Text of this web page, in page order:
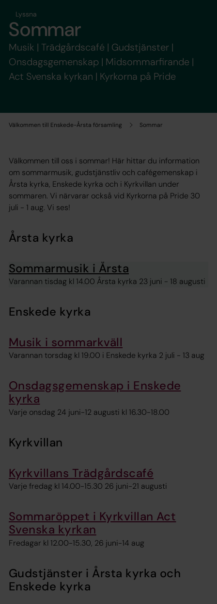
Välkommen till Enskede-Årsta församling Sommar
Lyssna
Sommar
Musik | Trädgårdscafé | Gudstjänster |
Onsdagsgemenskap | Midsommarfirande |
Act Svenska kyrkan | Kyrkorna på Pride
Välkommen till oss i sommar! Här hittar du information
om sommarmusik, gudstjänstliv och cafégemenskap i
Årsta kyrka, Enskede kyrka och i Kyrkvillan under
sommaren. Vi närvarar också vid Kyrkorna på Pride 30
juli - 1 aug. Vi ses!
Årsta kyrka
Sommarmusik i Årsta
Varannan tisdag kl 14.00 Årsta kyrka 23 juni - 18 augusti
Enskede kyrka
Musik i sommarkväll
Varannan torsdag kl 19.00 i Enskede kyrka 2 juli - 13 aug
Onsdagsgemenskap i Enskede
kyrka
Varje onsdag 24 juni-12 augusti kl 16.30-18.00
Kyrkvillan
Kyrkvillans Trädgårdscafé
Varje fredag kl 14.00-15.30 26 juni-21 augusti
Sommaröppet i Kyrkvillan Act
Svenska kyrkan
Fredagar kl 12.00-15.30, 26 juni-14 aug
Gudstjänster i Årsta kyrka och
Enskede kyrka